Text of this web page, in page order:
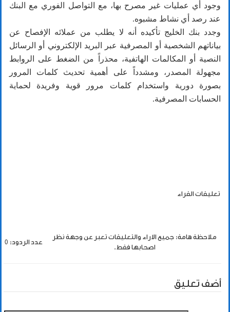
وجود أي عمليات غير مصرح بها، مع التواصل الفوري مع البنك
عند رصد أي نشاط مشبوه.
وجدد بنك الخليج تأكيده أنه لا يطلب من عملائه الإفصاح عن
بياناتهم الشخصية أو المصرفية عبر البريد الإلكتروني أو الرسائل
النصية أو المكالمات الهاتفية، محذراً من الضغط على الروابط
مجهولة المصدر، ومشدداً على أهمية تحديث كلمات المرور
بصورة دورية واستخدام كلمات مرور قوية وفريدة لحماية
الحسابات المصرفية.
تعليقات القراء
ملاحظة هامة: جميع الاراء والتعليقات تعبر عن وجهة نظر
اصحابها فقط.
عدد الردود: 0
أضف تعليق